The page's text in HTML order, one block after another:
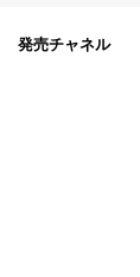
発売チャネル